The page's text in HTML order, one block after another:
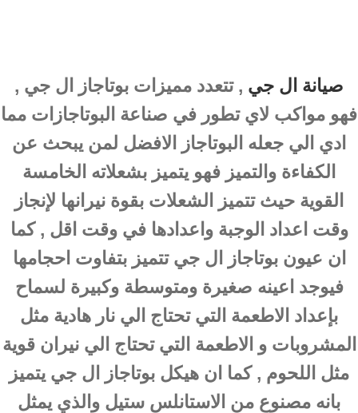
صيانة ال جي , تتعدد مميزات بوتاجاز ال جي ,
فهو مواكب لاي تطور في صناعة البوتاجازات مما
ادي الي جعله البوتاجاز الافضل لمن يبحث عن
الكفاءة والتميز فهو يتميز بشعلاته الخامسة
القوية حيث تتميز الشعلات بقوة نيرانها لإنجاز
وقت اعداد الوجبة واعدادها في وقت اقل , كما
ان عيون بوتاجاز ال جي تتميز بتفاوت احجامها
فيوجد اعينه صغيرة ومتوسطة وكبيرة لسماح
بإعداد الاطعمة التي تحتاج الي نار هادية مثل
المشروبات و الاطعمة التي تحتاج الي نيران قوية
مثل اللحوم , كما ان هيكل بوتاجاز ال جي يتميز
بانه مصنوع من الاستانلس ستيل والذي يمثل